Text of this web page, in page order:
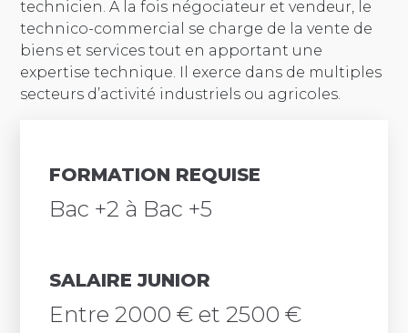
technicien. À la fois négociateur et vendeur, le
technico-commercial se charge de la vente de
biens et services tout en apportant une
expertise technique. Il exerce dans de multiples
secteurs d’activité industriels ou agricoles.
FORMATION REQUISE
Bac +2 à Bac +5
SALAIRE JUNIOR
Entre 2000 € et 2500 €